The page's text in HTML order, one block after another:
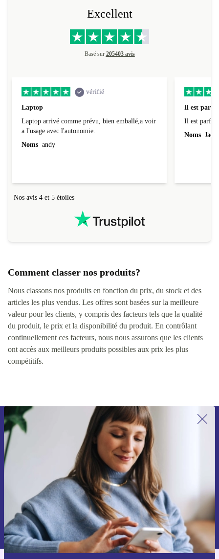
Excellent
Basé sur 205403 avis
vérifié
Laptop
Laptop arrivé comme prévu, bien emballé,a voir
a l'usage avec l'autonomie.
Noms andy
Il est
Il est parfait
Noms
Nos avis 4 et 5 étoiles
Comment classer nos produits?
Nous classons nos produits en fonction du prix, du stock et des
articles les plus vendus. Les offres sont basées sur la meilleure
valeur pour les clients, y compris des facteurs tels que la qualité
du produit, le prix et la disponibilité du produit. En contrôlant
continuellement ces facteurs, nous nous assurons que les clients
ont accès aux meilleurs produits possibles aux prix les plus
compétitifs.
Recevoir offres et infos de refurbed
par mail
Ne manquez plus aucune offre.
S'inscrire
Retrouvez les informations sur l'utilisation des données personnelles
dans notre
politique de confidentialité.